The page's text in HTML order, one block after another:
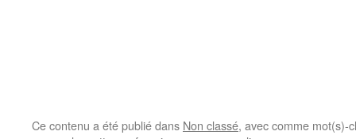
Ce contenu a été publié dans Non classé, avec comme mot(s)-